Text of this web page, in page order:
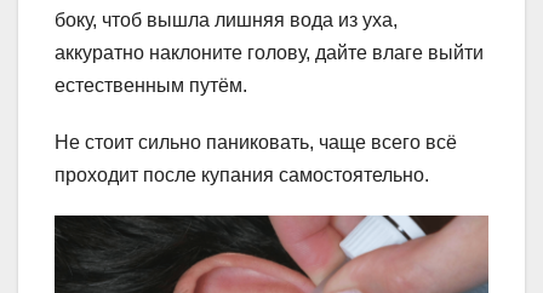
боку, чтоб вышла лишняя вода из уха,
аккуратно наклоните голову, дайте влаге выйти
естественным путём.
Не стоит сильно паниковать, чаще всего всё
проходит после купания самостоятельно.